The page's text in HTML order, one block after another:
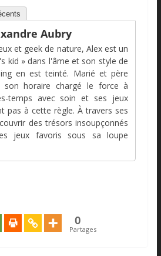
Aubry
et geek de nature, Alex est un
kid » dans l'âme et son style de
en est teinté. Marié et père
son horaire chargé le force à
temps avec soin et ses jeux
pas à cette règle. À travers ses
des trésors insoupçonnés
jeux favoris sous sa loupe
0
Partages